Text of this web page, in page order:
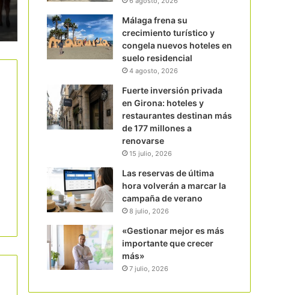
Málaga frena su
crecimiento turístico y
congela nuevos hoteles en
suelo residencial
4 agosto, 2026
Fuerte inversión privada
en Girona: hoteles y
restaurantes destinan más
de 177 millones a
renovarse
15 julio, 2026
Las reservas de última
hora volverán a marcar la
campaña de verano
8 julio, 2026
«Gestionar mejor es más
importante que crecer
más»
7 julio, 2026